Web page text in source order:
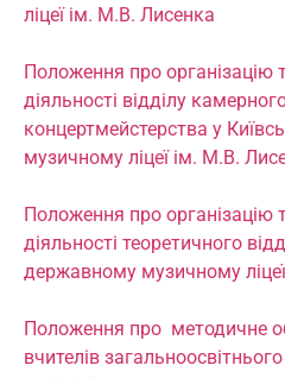
ліцеї ім. М.В. Лисенка
Положення про організацію
діяльності відділу
концертмейстерства у
музичному ліцеї ім. М.В.
Положення про організацію
діяльності теоретичного
державному музичному
Положення про методичне
вчителів